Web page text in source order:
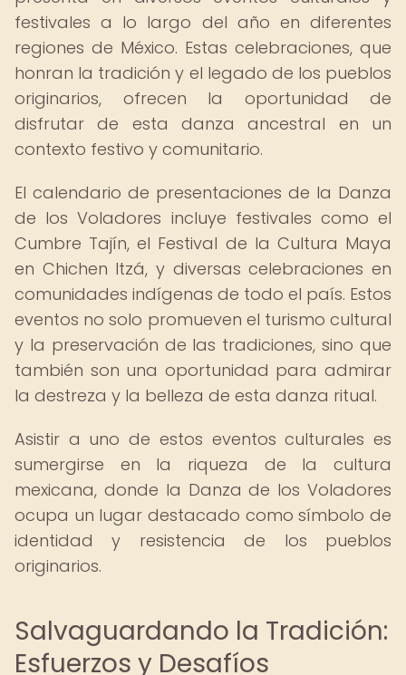
festivales a lo largo del año en diferentes
regiones de México. Estas celebraciones, que
honran la tradición y el legado de los pueblos
originarios, ofrecen la oportunidad de
disfrutar de esta danza ancestral en un
contexto festivo y comunitario.
El calendario de presentaciones de la Danza
de los Voladores incluye festivales como el
Cumbre Tajín, el Festival de la Cultura Maya
en Chichen Itzá, y diversas celebraciones en
comunidades indígenas de todo el país. Estos
eventos no solo promueven el turismo cultural
y la preservación de las tradiciones, sino que
también son una oportunidad para admirar
la destreza y la belleza de esta danza ritual.
Asistir a uno de estos eventos culturales es
sumergirse en la riqueza de la cultura
mexicana, donde la Danza de los Voladores
ocupa un lugar destacado como símbolo de
identidad y resistencia de los pueblos
originarios.
Salvaguardando la Tradición:
Esfuerzos y Desafíos